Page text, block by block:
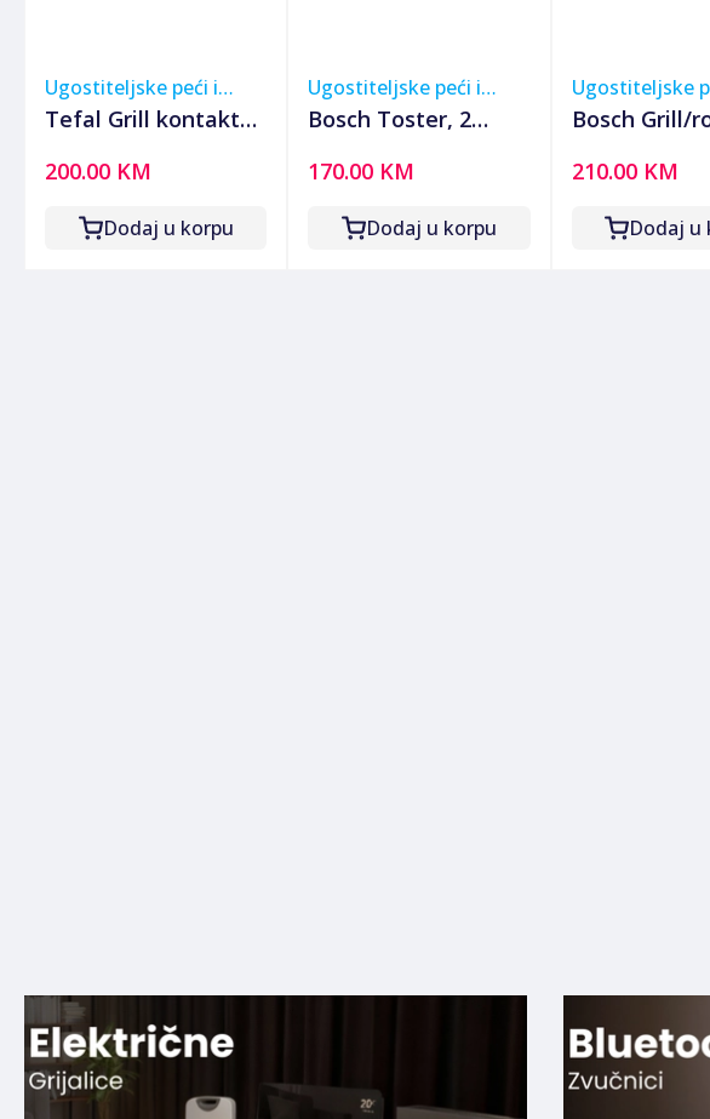
Ugostiteljske peći i
roštilji
Tefal Grill kontaktni,
- GC205012
200.00 KM
Dodaj u korpu
Ugostiteljske peći i
roštilji
Bosch Toster, 2
970W, DesignLine -
TAT5P420
170.00 KM
Dodaj u korpu
Ugostiteljske
roštilji
Bosch Grill/
2000W -
210.00 KM
Dodaj u